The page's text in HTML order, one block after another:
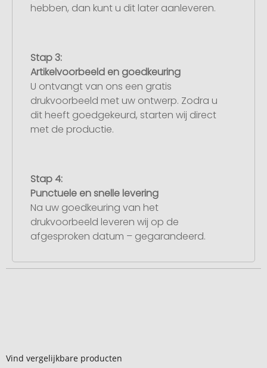
hebben, dan kunt u dit later aanleveren.
Stap 3:
Artikelvoorbeeld en goedkeuring
U ontvangt van ons een gratis
drukvoorbeeld met uw ontwerp. Zodra u
dit heeft goedgekeurd, starten wij direct
met de productie.
Stap 4:
Punctuele en snelle levering
Na uw goedkeuring van het
drukvoorbeeld leveren wij op de
afgesproken datum – gegarandeerd.
Vind vergelijkbare producten